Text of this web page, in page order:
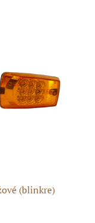
(blinkre)